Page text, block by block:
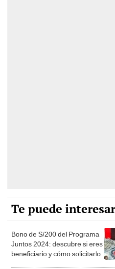
Te puede interesar
Bono de S/200 del Programa
Juntos 2024: descubre si eres
beneficiario y cómo solicitarlo